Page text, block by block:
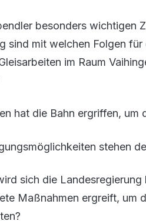
besonders wichtigen
sind mit welchen Folgen
im Raum
hat die Bahn ergriffen, um
stehen
sich die
Maßnahmen ergreift, um